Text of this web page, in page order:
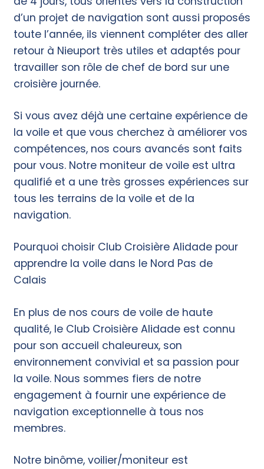
d’un projet de navigation sont aussi proposés
toute l’année, ils viennent compléter des aller
retour à Nieuport très utiles et adaptés pour
travailler son rôle de chef de bord sur une
croisière journée.
Si vous avez déjà une certaine expérience de
la voile et que vous cherchez à améliorer vos
compétences, nos cours avancés sont faits
pour vous. Notre moniteur de voile est ultra
qualifié et a une très grosses expériences sur
tous les terrains de la voile et de la
navigation.
Pourquoi choisir Club Croisière Alidade pour
apprendre la voile dans le Nord Pas de
Calais
En plus de nos cours de voile de haute
qualité, le Club Croisière Alidade est connu
pour son accueil chaleureux, son
environnement convivial et sa passion pour
la voile. Nous sommes fiers de notre
engagement à fournir une expérience de
navigation exceptionnelle à tous nos
membres.
Notre binôme, voilier/moniteur est